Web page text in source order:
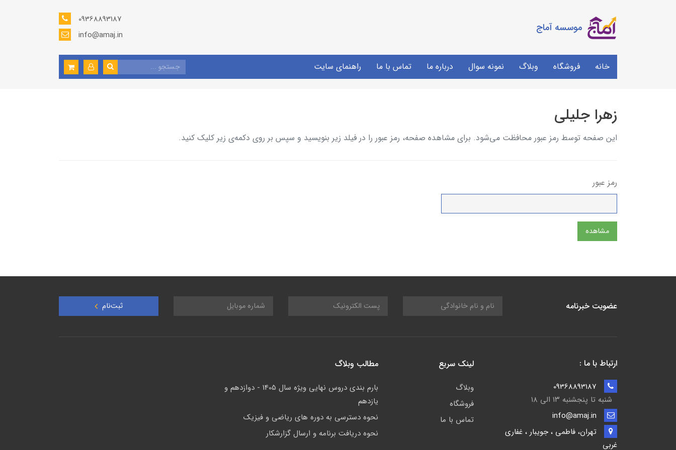
موسسه آماج
09368893187
info@amaj.in
خانه فروشگاه وبلاگ نمونه سوال درباره ما تماس با ما راهنمای سایت
زهرا جلیلی
این صفحه توسط رمز عبور محافظت می‌شود. برای مشاهده صفحه، رمز عبور را در فیلد زیر بنویسید و سپس بر روی دکمه‌ی زیر کلیک کنید.
رمز عبور
مشاهده
عضویت خبرنامه ثبت‌نام
ارتباط با ما :
شنبه تا پنجشنبه ۱۳ الی ۱۸
تهران، فاطمی ، جویبار ، غفاری
غربی
لینک سریع
وبلاگ
فروشگاه
تماس با ما
مطالب وبلاگ
بارم بندی دروس نهایی ویژه سال 1405 - دوازدهم و
یازدهم
نحوه دسترسی به دوره های ریاضی و فیزیک
نحوه دریافت برنامه و ارسال گزارشکار